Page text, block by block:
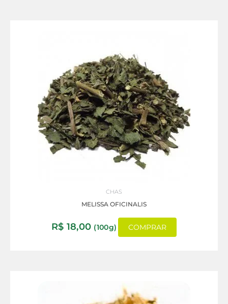
CHAS
MELISSA OFICINALIS
R$ 18,00 (100g) COMPRAR